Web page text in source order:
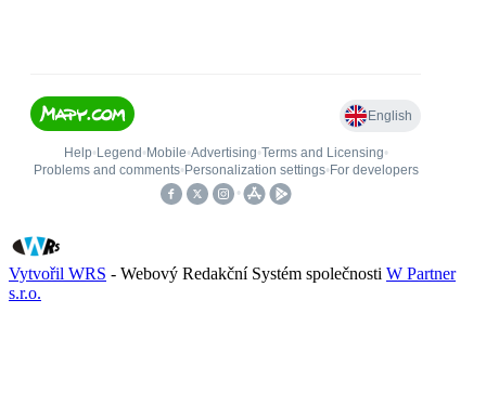
Vytvořil WRS - Webový Redakční Systém společnosti W Partner
s.r.o.